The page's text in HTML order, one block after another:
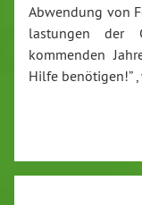
Abwendung von
las­tun­gen der
kommenden
Hilfe benötigen!”